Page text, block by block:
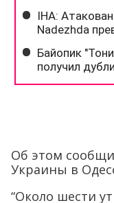
Об этом
Украины в
“Около шести